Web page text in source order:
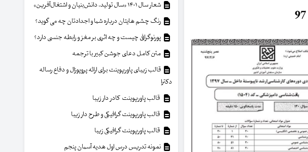
شعار سال ۱۴۰۱ «سال تولید، دانش‌بنیان و اشتغال‌آفرین»
رنگ چشم هایتان درباره شما و اجدادتان چه می گوید؟
پورنوگرافی چیست و چه اثری بر مغز و رابطه جنسی دارد؟
متن کامل دعای جوشن کبیر با ترجمه
قالب زیبای پاورپوینت برای ارائه پروپوزال و دفاع رساله
دکترا
قالب پاورپوینت کادر دار زیبا
قالب پاورپوینت گرافیکی و طرح دار زیبا
قالب پاورپوینت گرافیکی زیبا
نمونه تدریس درس اول هدیه آسمان پنجم